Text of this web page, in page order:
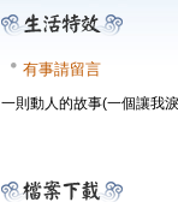
有事請留言
一則動人的故事(一個讓我